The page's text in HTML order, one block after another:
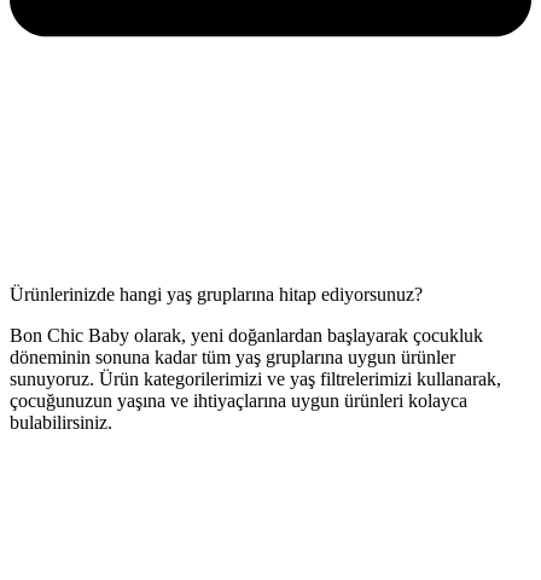
Ürünlerinizde hangi yaş gruplarına hitap ediyorsunuz?
Bon Chic Baby olarak, yeni doğanlardan başlayarak çocukluk
döneminin sonuna kadar tüm yaş gruplarına uygun ürünler
sunuyoruz. Ürün kategorilerimizi ve yaş filtrelerimizi kullanarak,
çocuğunuzun yaşına ve ihtiyaçlarına uygun ürünleri kolayca
bulabilirsiniz.